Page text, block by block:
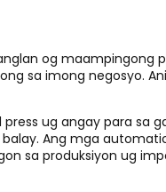
og maampingong
sa imong negosyo.
ug angay para sa
Ang mga
sa produksiyon ug